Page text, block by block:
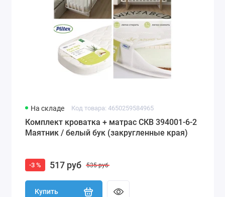
На складе Код товара: 4650259584965
Комплект кроватка + матрас СКВ 394001-6-2
Маятник / белый бук (закругленные края)
-3 % 517 руб 535 руб
Купить